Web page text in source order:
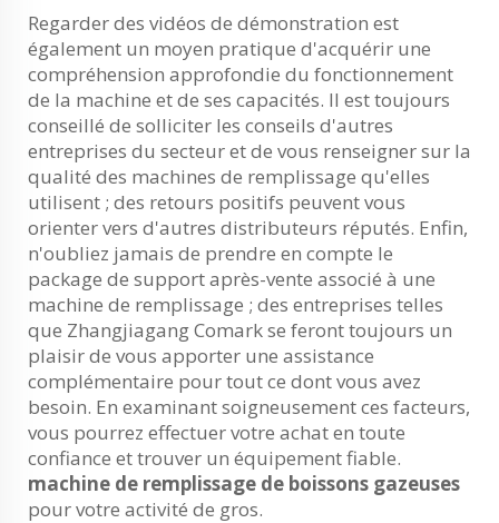
Regarder des vidéos de démonstration est
également un moyen pratique d'acquérir une
compréhension approfondie du fonctionnement
de la machine et de ses capacités. Il est toujours
conseillé de solliciter les conseils d'autres
entreprises du secteur et de vous renseigner sur la
qualité des machines de remplissage qu'elles
utilisent ; des retours positifs peuvent vous
orienter vers d'autres distributeurs réputés. Enfin,
n'oubliez jamais de prendre en compte le
package de support après-vente associé à une
machine de remplissage ; des entreprises telles
que Zhangjiagang Comark se feront toujours un
plaisir de vous apporter une assistance
complémentaire pour tout ce dont vous avez
besoin. En examinant soigneusement ces facteurs,
vous pourrez effectuer votre achat en toute
confiance et trouver un équipement fiable.
machine de remplissage de boissons gazeuses
pour votre activité de gros.